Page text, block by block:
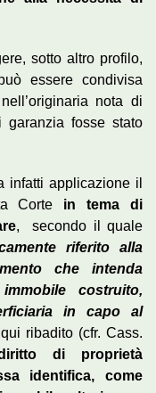
sotto altro profilo,
essere condivisa
nota di
garanzia fosse stato
infatti applicazione il
Corte in tema di
, secondo il quale
riferito alla
che intenda
costruito,
in capo al
ribadito (cfr. Cass.
di proprietà
identifica, come